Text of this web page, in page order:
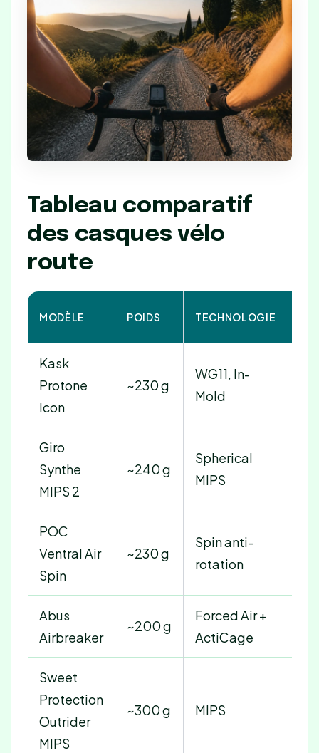
Tableau comparatif
des casques vélo
route
MODÈLE POIDS TECHNOLOGIE
Kask
Protone
Icon
~230 g
WG11, In-
Mold
Giro
Synthe
MIPS 2
~240 g
Spherical
MIPS
POC
Ventral Air
Spin
~230 g
Spin anti-
rotation
Abus
Airbreaker
~200 g
Forced Air +
ActiCage
Sweet
Protection
Outrider
MIPS
~300 g MIPS